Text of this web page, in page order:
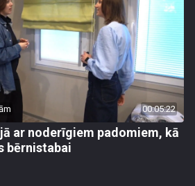
00:05:22
ar noderīgiem padomiem, kā
bērnistabai